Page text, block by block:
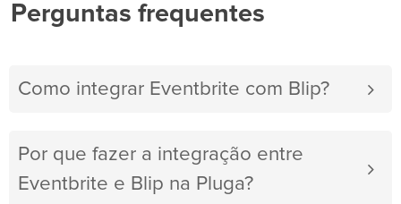
Perguntas frequentes
Como integrar Eventbrite com Blip?
Por que fazer a integração entre
Eventbrite e Blip na Pluga?